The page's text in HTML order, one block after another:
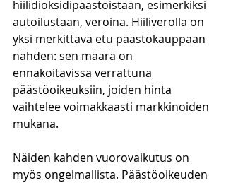
hiilidioksidipäästöistään, esimerkiksi
autoilustaan, veroina. Hiiliverolla on
yksi merkittävä etu päästökauppaan
nähden: sen määrä on
ennakoitavissa verrattuna
päästöoikeuksiin, joiden hinta
vaihtelee voimakkaasti markkinoiden
mukana.
Näiden kahden vuorovaikutus on
myös ongelmallista. Päästöoikeuden